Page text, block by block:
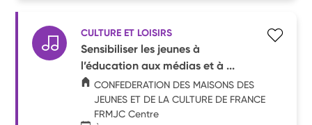
CULTURE ET LOISIRS
Sensibiliser les jeunes à
l’éducation aux médias et à ...
CONFEDERATION DES MAISONS DES
JEUNES ET DE LA CULTURE DE FRANCE
FRMJC Centre